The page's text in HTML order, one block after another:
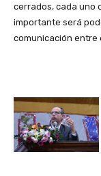
cerrados, cada uno
importante será
comunicación entre